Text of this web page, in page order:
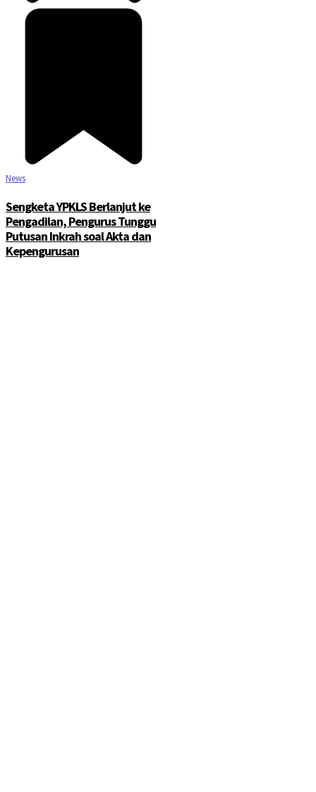
News
Sengketa YPKLS Berlanjut ke
Pengadilan, Pengurus Tunggu
Putusan Inkrah soal Akta dan
Kepengurusan